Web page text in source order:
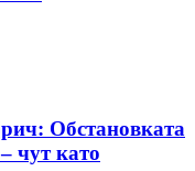
Обстановката
чут като